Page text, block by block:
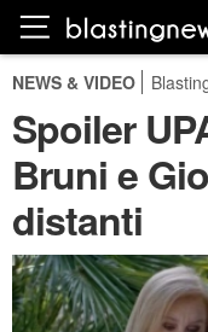
NEWS & VIDEO
Spoiler
Bruni e
distanti